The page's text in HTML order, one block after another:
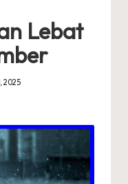
Lebat
2025